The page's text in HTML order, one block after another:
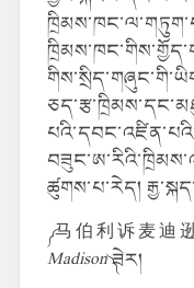
ཚུགས་པ་རེད།
༼马伯利诉麦迪
Madison༽ཟེར།